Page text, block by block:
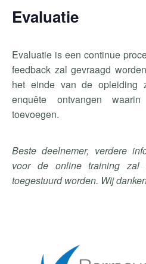
Evaluatie
Evaluatie is een continue
feedback zal gevraagd
het einde van de opleiding
enquête ontvangen
toevoegen.
Beste deelnemer, verdere
voor de online training
toegestuurd worden. Wij